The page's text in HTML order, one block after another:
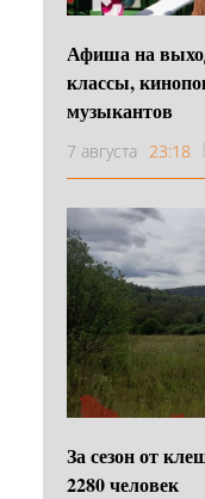
Афиша на
классы,
музыкантов
7 августа 23:18
За сезон от
2280 человек